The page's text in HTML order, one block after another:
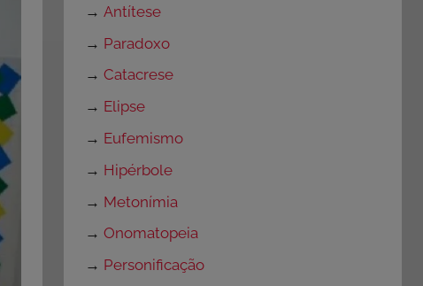
→Antítese
→ Paradoxo
→Catacrese
→ Elipse
→ Eufemismo
→ Hipérbole
→ Metonímia
→Onomatopeia
→ Personificação